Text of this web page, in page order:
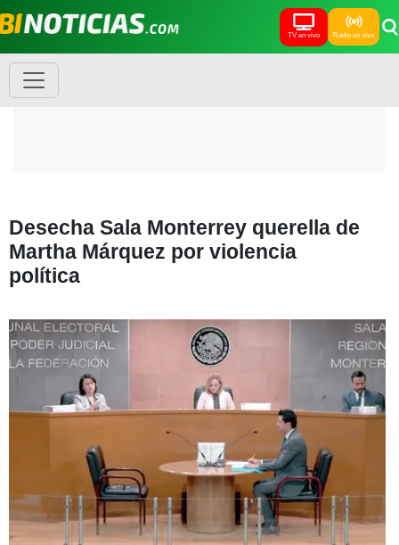
TV en vivo Radio en vivo
Desecha Sala Monterrey querella de
Martha Márquez por violencia
política